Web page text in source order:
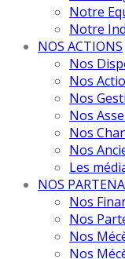
Notre
Notre
NOS ACTIONS
Nos
Nos
Nos
Nos
Nos
Nos
Les
NOS
Nos
Nos
Nos
Nos